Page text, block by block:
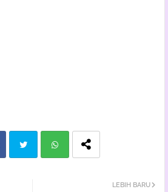
LEBIH BARU